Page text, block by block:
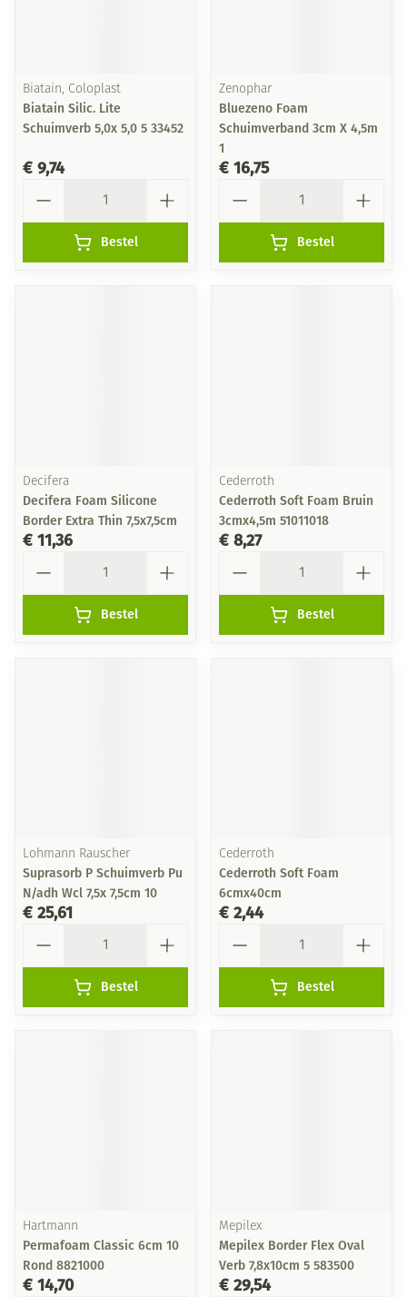
Biatain, Coloplast
Biatain Silic. Lite
Schuimverb 5,0x 5,0 5 33452
€ 9,74
Bestel
Zenophar
Bluezeno Foam
Schuimverband 3cm X 4,5m
1
€ 16,75
Bestel
Decifera
Decifera Foam Silicone
Border Extra Thin 7,5x7,5cm
€ 11,36
Bestel
Cederroth
Cederroth Soft Foam Bruin
3cmx4,5m 51011018
€ 8,27
Bestel
Lohmann Rauscher
Suprasorb P Schuimverb Pu
N/adh Wcl 7,5x 7,5cm 10
€ 25,61
Bestel
Cederroth
Cederroth Soft Foam
6cmx40cm
€ 2,44
Bestel
Hartmann
Permafoam Classic 6cm 10
Rond 8821000
€ 14,70
Mepilex
Mepilex Border Flex Oval
Verb 7,8x10cm 5 583500
€ 29,54